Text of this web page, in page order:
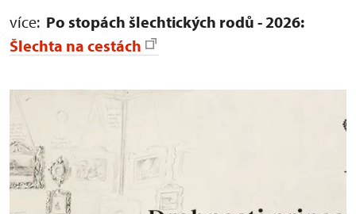
více: Po stopách šlechtických rodů - 2026:
Šlechta na cestách